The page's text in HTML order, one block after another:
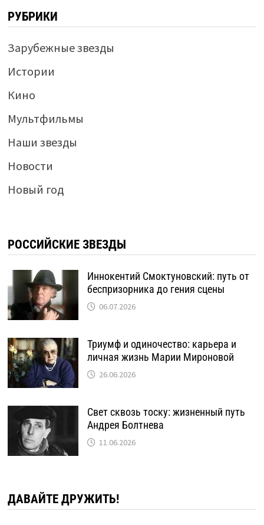
РУБРИКИ
Зарубежные звезды
Истории
Кино
Мультфильмы
Наши звезды
Новости
Новый год
РОССИЙСКИЕ ЗВЕЗДЫ
Иннокентий Смоктуновский: путь от
беспризорника до гения сцены
06.07.2026
Триумф и одиночество: карьера и
личная жизнь Марии Мироновой
26.06.2026
Свет сквозь тоску: жизненный путь
Андрея Болтнева
11.06.2026
ДАВАЙТЕ ДРУЖИТЬ!